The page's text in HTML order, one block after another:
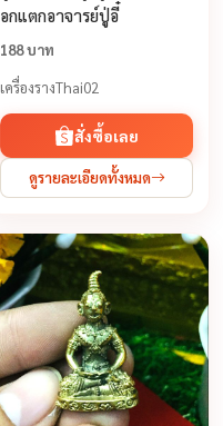
อกแตกอาจารย์ปู่อี๋
188 บาท
เครื่องรางThai02
สั่งซื้อเลย
ดูรายละเอียดทั้งหมด